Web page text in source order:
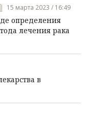
15 марта 2023 / 16:49
определения
лечения рака
в